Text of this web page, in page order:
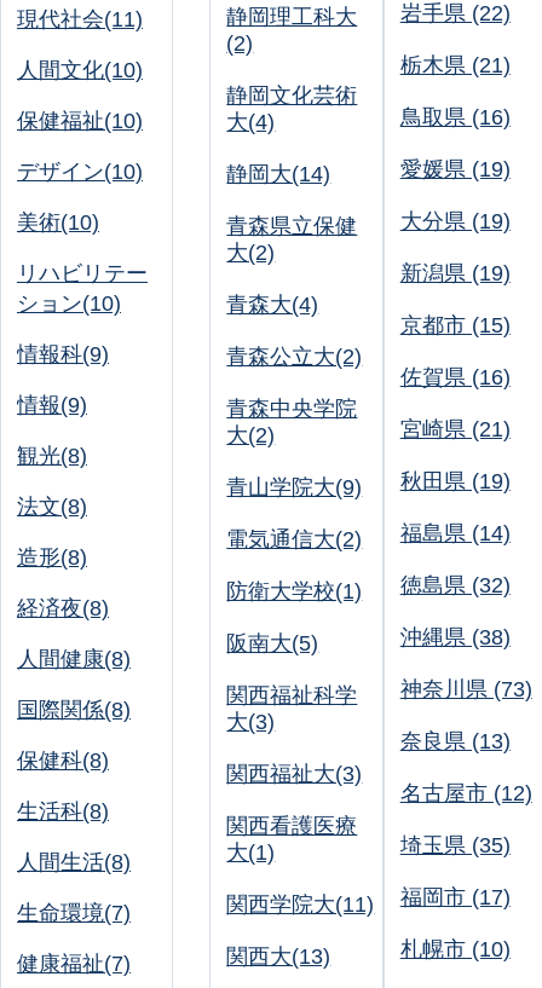
現代社会(11)
人間文化(10)
保健福祉(10)
デザイン(10)
美術(10)
リハビリテー
ション(10)
情報科(9)
情報(9)
観光(8)
法文(8)
造形(8)
経済夜(8)
人間健康(8)
国際関係(8)
保健科(8)
生活科(8)
人間生活(8)
生命環境(7)
健康福祉(7)
静岡理工科大
(2)
静岡文化芸術
大(4)
静岡大(14)
青森県立保健
大(2)
青森大(4)
青森公立大(2)
青森中央学院
大(2)
青山学院大(9)
電気通信大(2)
防衛大学校(1)
阪南大(5)
関西福祉科学
大(3)
関西福祉大(3)
関西看護医療
大(1)
関西学院大(11)
関西大(13)
岩手県 (22)
栃木県 (21)
鳥取県 (16)
愛媛県 (19)
大分県 (19)
新潟県 (19)
京都市 (15)
佐賀県 (16)
宮崎県 (21)
秋田県 (19)
福島県 (14)
徳島県 (32)
沖縄県 (38)
神奈川県 (73)
奈良県 (13)
名古屋市 (12)
埼玉県 (35)
福岡市 (17)
札幌市 (10)